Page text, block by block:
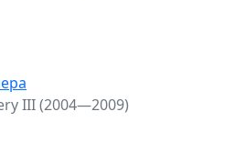
III (2004—2009)